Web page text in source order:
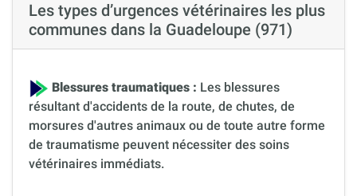
Les types d’urgences vétérinaires les plus
communes dans la Guadeloupe (971)
Blessures traumatiques : Les blessures
résultant d'accidents de la route, de chutes, de
morsures d'autres animaux ou de toute autre forme
de traumatisme peuvent nécessiter des soins
vétérinaires immédiats.